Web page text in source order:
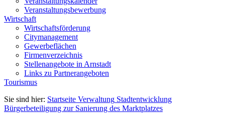
Veranstaltungsbewerbung
Wirtschaft
Wirtschaftsförderung
Citymanagement
Gewerbeflächen
Firmenverzeichnis
Stellenangebote in Arnstadt
Links zu Partnerangeboten
Tourismus
Sie sind hier: Startseite Verwaltung Stadtentwicklung
Bürgerbeteiligung zur Sanierung des Marktplatzes